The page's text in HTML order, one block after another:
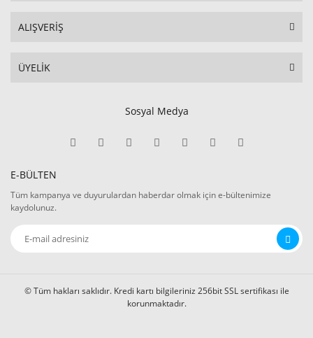
ALIŞVERİŞ
ÜYELİK
Sosyal Medya
E-BÜLTEN
Tüm kampanya ve duyurulardan haberdar olmak için e-bültenimize
kaydolunuz.
© Tüm hakları saklıdır. Kredi kartı bilgileriniz 256bit SSL sertifikası ile
korunmaktadır.